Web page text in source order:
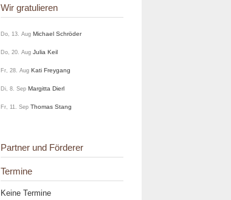
Wir gratulieren
Do, 13. Aug Michael Schröder
Do, 20. Aug Julia Keil
Fr, 28. Aug Kati Freygang
Di, 8. Sep Margitta Dierl
Fr, 11. Sep Thomas Stang
Partner und Förderer
Termine
Keine Termine